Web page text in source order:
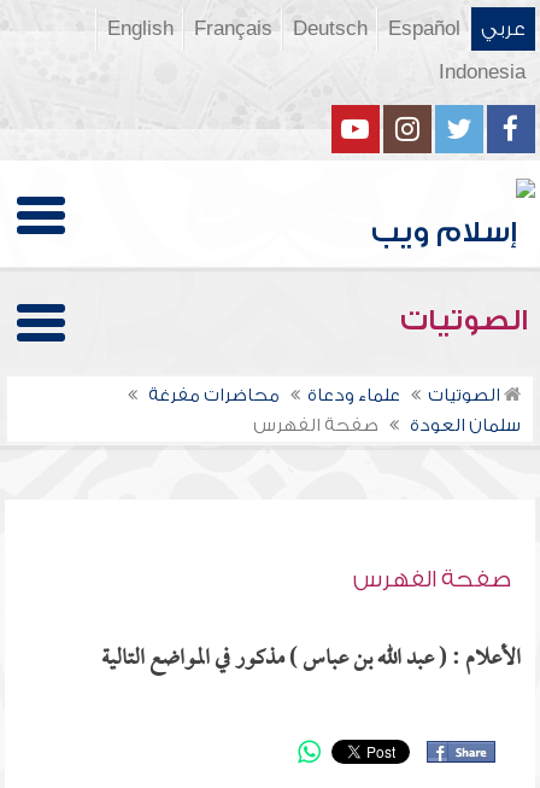
عربي Español
Deutsch
Français
English
Indonesia
الصوتيات
الصوتيات علماء ودعاة
محاضرات مفرغة
سلمان العودة
صفحة الفهرس
صفحة الفهرس
الأعلام : ( عبد الله بن عباس ) مذكور في المواضع التالية